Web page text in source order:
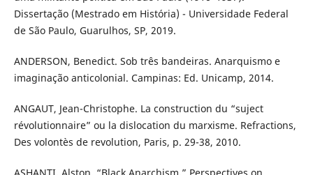
Dissertação (Mestrado em História) - Universidade Federal
de São Paulo, Guarulhos, SP, 2019.
ANDERSON, Benedict. Sob três bandeiras. Anarquismo e
imaginação anticolonial. Campinas: Ed. Unicamp, 2014.
ANGAUT, Jean-Christophe. La construction du “suject
révolutionnaire” ou la dislocation du marxisme. Refractions,
Des volontès de revolution, Paris, p. 29-38, 2010.